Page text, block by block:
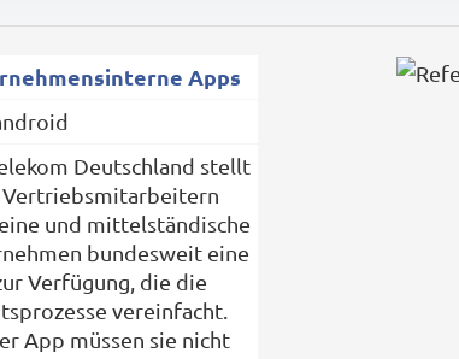
Apps
Deutschland stellt
Vertriebsmitarbeitern
und mittelständische
bundesweit eine
Verfügung, die die
vereinfacht.
App müssen sie nicht